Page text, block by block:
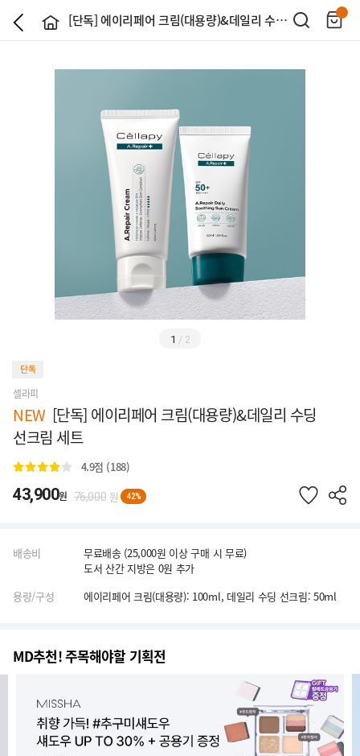
[단독] 에이리페어 크림(대용량)&데일리 수딩 선크림 세트
1 / 2
단독
셀라피
NEW [단독] 에이리페어 크림(대용량)&데일리 수딩
선크림 세트
4.9점 (188)
43,900원 76,000 원 42%
배송비
무료배송 (25,000원 이상 구매 시 무료)
도서 산간 지방은 0원 추가
용량/구성
에이리페어 크림(대용량): 100ml, 데일리 수딩 선크림: 50ml
MD추천! 주목해야할 기획전